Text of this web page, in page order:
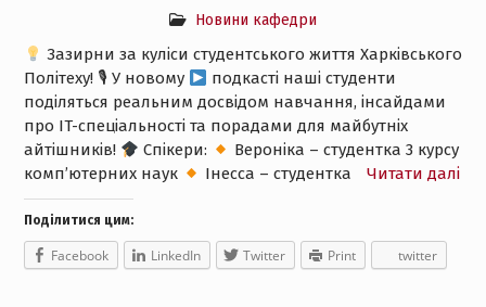
Новини кафедри
Зазирни за куліси студентського життя Харківського
Політеху! 🎙 У новому
подкасті наші студенти
поділяться реальним досвідом навчання, інсайдами
про IT-спеціальності та порадами для майбутніх
айтішників!
Спікери:
Вероніка – студентка 3 курсу
комп’ютерних наук
Інесса – студентка Читати далі
Поділитися цим:
Facebook LinkedIn Twitter Print twitter